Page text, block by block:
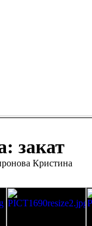
закат
Кристина